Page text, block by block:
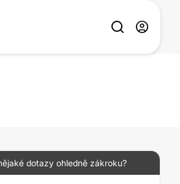
dotazy ohledně zákroku?